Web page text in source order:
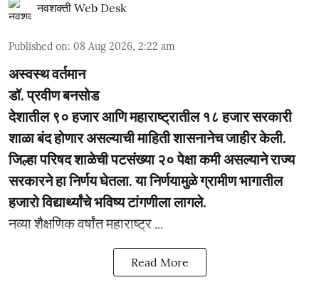
नवशक्ती Web Desk
Published on: 08 Aug 2026, 2:22 am
अस्वस्थ वर्तमान
डॉ. प्रवीण बनसोड
देशातील ९० हजार आणि महाराष्ट्रातील १८ हजार सरकारी
शाळा बंद होणार असल्याची माहिती शासनानेच जाहीर केली.
जिल्हा परिषद शाळेची पटसंख्या २० पेक्षा कमी असल्याने राज्य
सरकारने हा निर्णय घेतला. या निर्णयामुळे ग्रामीण भागातील
हजारो विद्यार्थ्यांचे भविष्य टांगणीला लागले.
नव्या शैक्षणिक वर्षांत महाराष्ट्र ...
Read More